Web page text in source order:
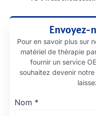
Envoyez-
Pour en savoir plus sur
matériel de thérapie
fournir un service
souhaitez devenir
Nom *